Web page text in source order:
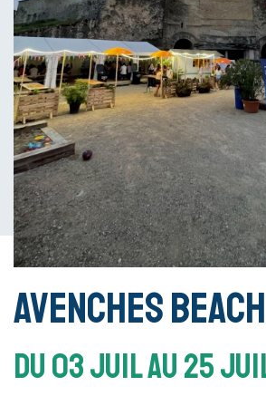
Avenches Beach
Du 03 JuilAu 25